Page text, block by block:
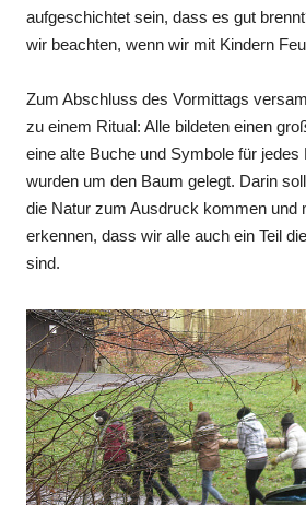
aufgeschichtet sein, dass es gut
wir beachten, wenn wir mit Kindern
Zum Abschluss des Vormittags
zu einem Ritual: Alle bildeten einen
eine alte Buche und Symbole für jedes
wurden um den Baum gelegt. Darin
die Natur zum Ausdruck kommen und
erkennen, dass wir alle auch ein Teil
sind.